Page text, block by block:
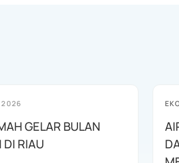
2026
GELAR BULAN
DI RIAU